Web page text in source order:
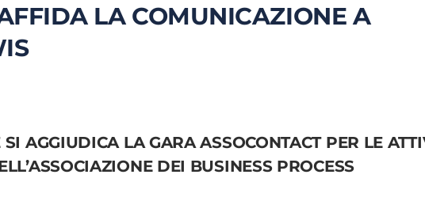
LA COMUNICAZIONE A
AGGIUDICA LA GARA ASSOCONTACT PER LE
DEI BUSINESS PROCESS